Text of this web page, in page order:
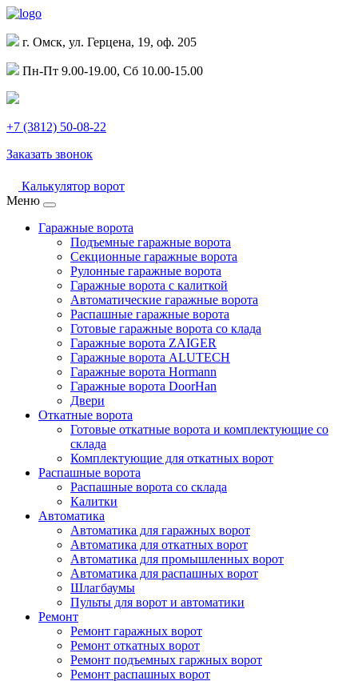
г. Омск, ул. Герцена, 19, оф. 205
Пн-Пт 9.00-19.00, Сб 10.00-15.00
+7 (3812) 50-08-22
Заказать звонок
Калькулятор ворот
Меню
Гаражные ворота
Подъемные гаражные ворота
Секционные гаражные ворота
Рулонные гаражные ворота
Гаражные ворота с калиткой
Автоматические гаражные ворота
Распашные гаражные ворота
Готовые гаражные ворота со клада
Гаражные ворота ZAIGER
Гаражные ворота ALUTECH
Гаражные ворота Hormann
Гаражные ворота DoorHan
Двери
Откатные ворота
Готовые откатные ворота и комплектующие со
склада
Комплектующие для откатных ворот
Распашные ворота
Распашные ворота со склада
Калитки
Автоматика
Автоматика для гаражных ворот
Автоматика для откатных ворот
Автоматика для промышленных ворот
Автоматика для распашных ворот
Шлагбаумы
Пульты для ворот и автоматики
Ремонт
Ремонт гаражных ворот
Ремонт откатных ворот
Ремонт подъемных гаржных ворот
Ремонт распашных ворот